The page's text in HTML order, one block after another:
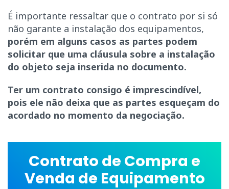
É importante ressaltar que o contrato por si só
não garante a instalação dos equipamentos,
porém em alguns casos as partes podem
solicitar que uma cláusula sobre a instalação
do objeto seja inserida no documento.
Ter um contrato consigo é imprescindível,
pois ele não deixa que as partes esqueçam do
acordado no momento da negociação.
Contrato de Compra e
Venda de Equipamento